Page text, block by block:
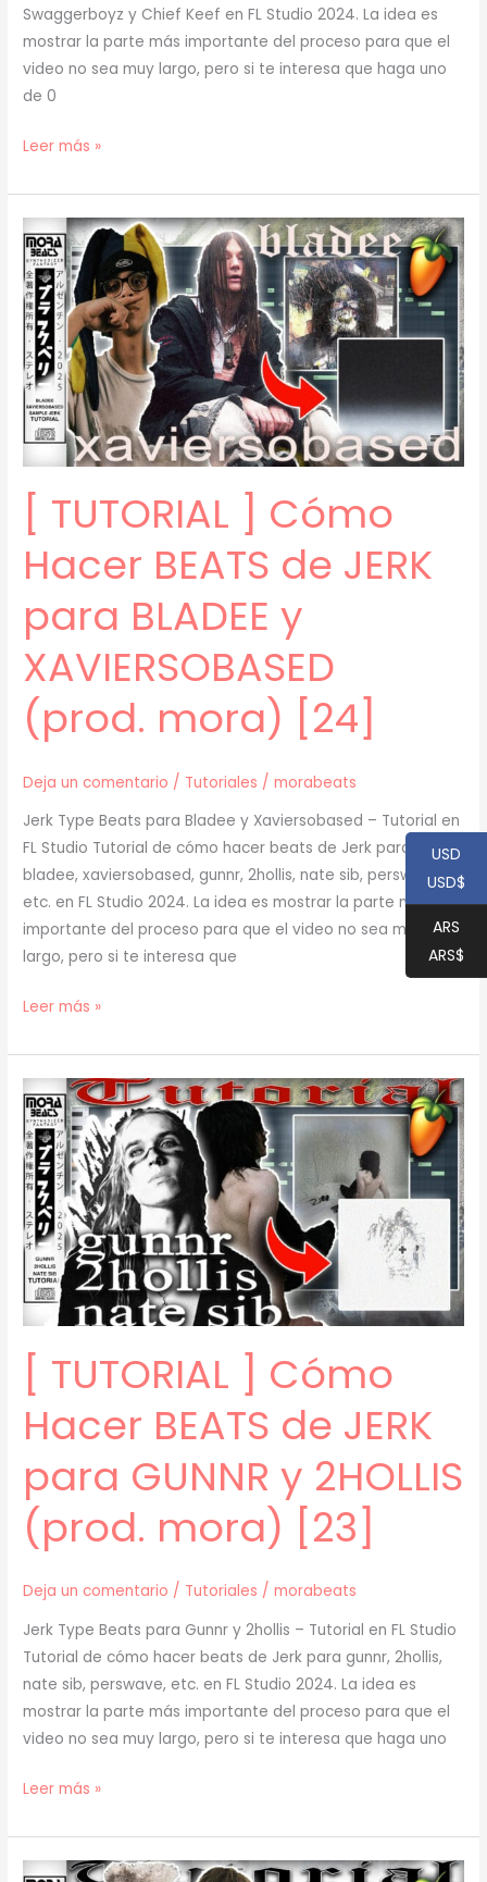
Swaggerboyz y Chief Keef en FL Studio 2024. La idea es
mostrar la parte más importante del proceso para que el
video no sea muy largo, pero si te interesa que haga uno
de 0
[
]
Cómo
hacer
BEATS
de
GLO
para
ZELL,
SWAGGERBOYZ,
CHIEF
KEEF
(prod.
mora)
[28]
Leer más »
[ TUTORIAL ] Cómo
Hacer BEATS de JERK
para BLADEE y
XAVIERSOBASED
(prod. mora) [24]
Deja un comentario / Tutoriales /morabeats
Jerk Type Beats para Bladee y Xaviersobased – Tutorial en
FL Studio Tutorial de cómo hacer beats de Jerk para
bladee, xaviersobased, gunnr, 2hollis, nate sib, perswave,
etc. en FL Studio 2024. La idea es mostrar la parte más
importante del proceso para que el video no sea muy
largo, pero si te interesa que
[
]
Cómo
Hacer
BEATS
de
JERK
para
BLADEE
y
XAVIERSOBASED
(prod.
mora)
Leer más »
[ TUTORIAL ] Cómo
Hacer BEATS de JERK
para GUNNR y 2HOLLIS
(prod. mora) [23]
Deja un comentario / Tutoriales /morabeats
Jerk Type Beats para Gunnr y 2hollis – Tutorial en FL Studio
Tutorial de cómo hacer beats de Jerk para gunnr, 2hollis,
nate sib, perswave, etc. en FL Studio 2024. La idea es
mostrar la parte más importante del proceso para que el
video no sea muy largo, pero si te interesa que haga uno
[
]
Cómo
Leer más »
USD
USD$
ARS
ARS$